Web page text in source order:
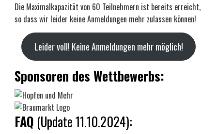
Die Maximalkapazität von 60 Teilnehmern ist bereits erreicht,
so dass wir leider keine Anmeldungen mehr zulassen können!
Leider voll! Keine Anmeldungen mehr möglich!
Sponsoren des Wettbewerbs:
FAQ (Update 11.10.2024):